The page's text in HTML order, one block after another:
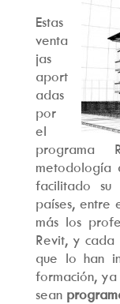
Estas
venta
jas
aport
adas
por
el
programa
metodología
facilitado su
países, entre
más los
Revit, y cada
que lo han
formación,
sean